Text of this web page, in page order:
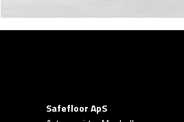
Safefloor ApS